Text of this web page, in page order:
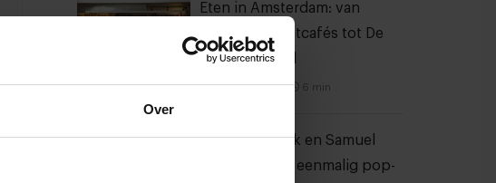
Over
Eten in Amsterdam: van
verscholen eetcafés tot De
Strip in Noord
4 augustus 2026| 6 min
Joris Bijdendijk en Samuel
Levie openen eenmalig pop-